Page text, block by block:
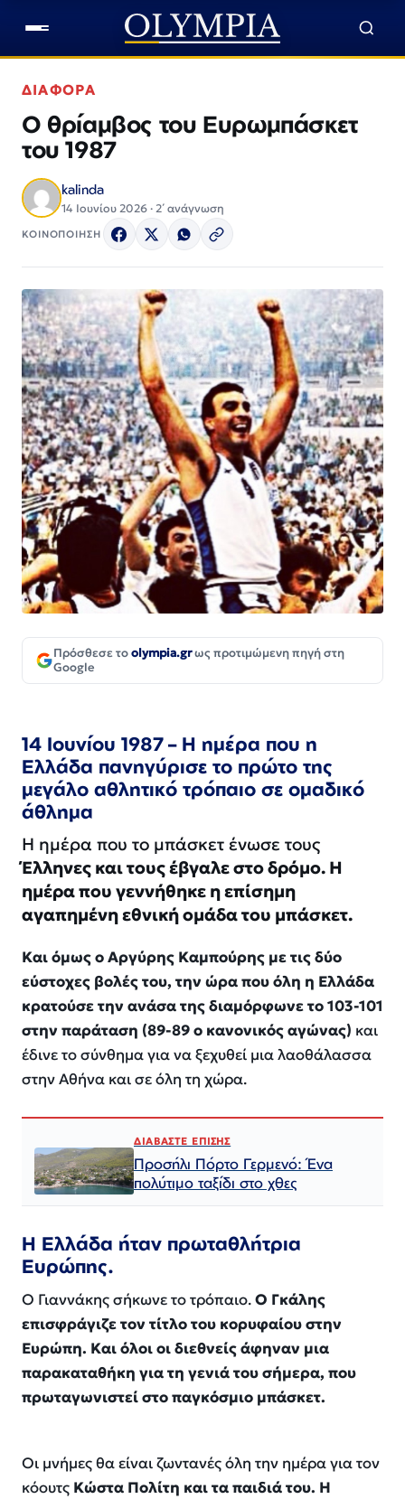
ΔΙΑΦΟΡΑ
Ο θρίαμβος του Ευρωμπάσκετ
του 1987
kalinda
14 Ιουνίου 2026 · 2΄ ανάγνωση
ΚΟΙΝΟΠΟΙΗΣΗ
Πρόσθεσε τοolympia.grως προτιμώμενη πηγή στη
Google
14 Ιουνίου 1987 – Η ημέρα που η
Ελλάδα πανηγύρισε το πρώτο της
μεγάλο αθλητικό τρόπαιο σε ομαδικό
άθλημα
Η ημέρα που το μπάσκετ ένωσε τους
Έλληνες και τους έβγαλε στο δρόμο. Η
ημέρα που γεννήθηκε η επίσημη
αγαπημένη εθνική ομάδα του μπάσκετ.
Και όμως ο Αργύρης Καμπούρης με τις δύο
εύστοχες βολές του, την ώρα που όλη η Ελλάδα
κρατούσε την ανάσα της διαμόρφωνε το 103-101
στην παράταση (89-89 ο κανονικός αγώνας) και
έδινε το σύνθημα για να ξεχυθεί μια λαοθάλασσα
στην Αθήνα και σε όλη τη χώρα.
ΔΙΑΒΑΣΤΕ ΕΠΙΣΗΣ
Προσήλι Πόρτο Γερμενό: Ένα
πολύτιμο ταξίδι στο χθες
Η Ελλάδα ήταν πρωταθλήτρια
Ευρώπης.
Ο Γιαννάκης σήκωνε το τρόπαιο.Ο Γκάλης
επισφράγιζε τον τίτλο του κορυφαίου στην
Ευρώπη. Και όλοι οι διεθνείς άφηναν μια
παρακαταθήκη για τη γενιά του σήμερα, που
πρωταγωνιστεί στο παγκόσμιο μπάσκετ.
Οι μνήμες θα είναι ζωντανές όλη την ημέρα για τον
κόουτς Κώστα Πολίτη και τα παιδιά του. Η